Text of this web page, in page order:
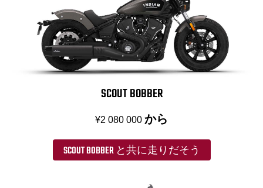
SCOUT BOBBER
¥2 080 000 から
SCOUT BOBBER と共に走りだそう